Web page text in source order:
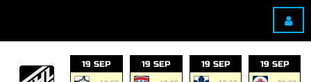
19 SEP 19 SEP 19 SEP 19 SEP